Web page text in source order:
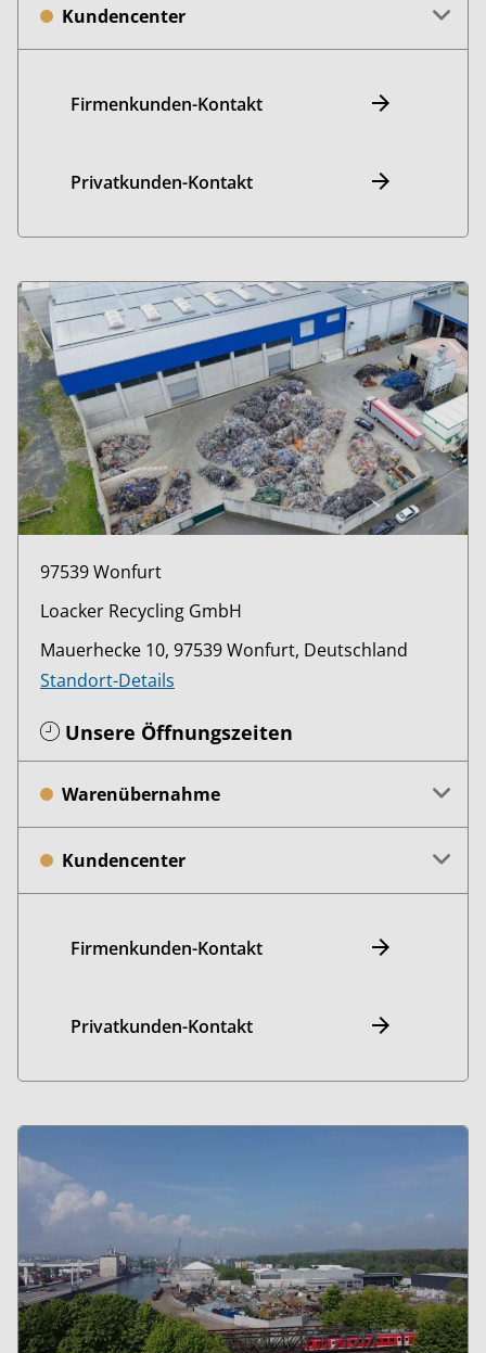
Kundencenter
Firmenkunden-Kontakt
Privatkunden-Kontakt
97539 Wonfurt
Loacker Recycling GmbH
Mauerhecke 10, 97539 Wonfurt, Deutschland
Standort-Details
Unsere Öffnungszeiten
Warenübernahme
Kundencenter
Firmenkunden-Kontakt
Privatkunden-Kontakt